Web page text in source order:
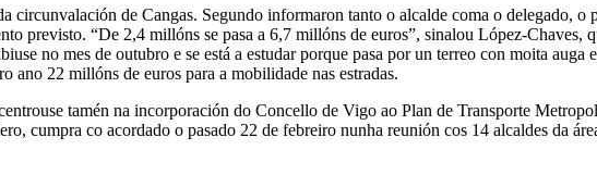
circunvalación de Cangas. Segundo informaron tanto o alcalde coma o delegado, o
previsto. “De 2,4 millóns se pasa a 6,7 millóns de euros”, sinalou López-Chaves,
no mes de outubro e se está a estudar porque pasa por un terreo con moita
22 millóns de euros para a mobilidade nas estradas.
tamén na incorporación do Concello de Vigo ao Plan de Transporte
cumpra co acordado o pasado 22 de febreiro nunha reunión cos 14 alcaldes da